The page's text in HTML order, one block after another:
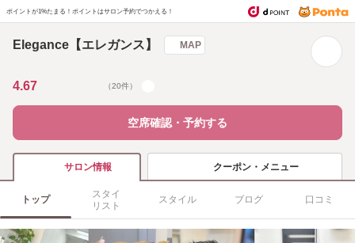
ポイントが1%たまる！ ポイントはサロン予約でつかえる！
Elegance【エレガンス】 MAP
4.67 （20件）
空席確認・予約する
サロン情報 クーポン・メニュー
トップ
スタイ
リスト
スタイル ブログ 口コミ